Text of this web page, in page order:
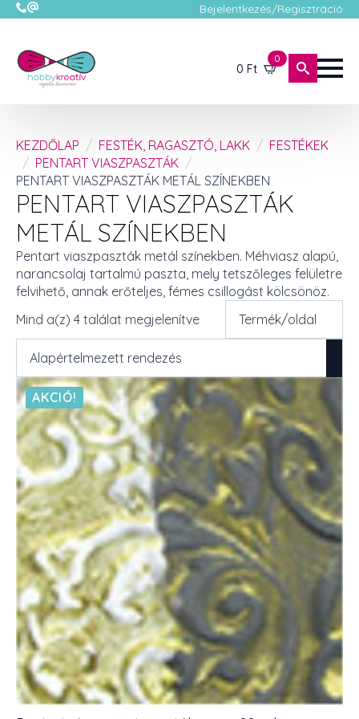
Bejelentkezés/Regisztráció
0 Ft
0
KEZDŐLAP FESTÉK, RAGASZTÓ, LAKK
FESTÉKEK
PENTART VIASZPASZTÁK
PENTART VIASZPASZTÁK METÁL SZÍNEKBEN
PENTART VIASZPASZTÁK
METÁL SZÍNEKBEN
Pentart viaszpaszták metál színekben. Méhviasz alapú,
narancsolaj tartalmú paszta, mely tetszőleges felületre
felvihető, annak erőteljes, fémes csillogást kölcsönöz.
Mind a(z) 4 találat megjelenítve
AKCIÓ!